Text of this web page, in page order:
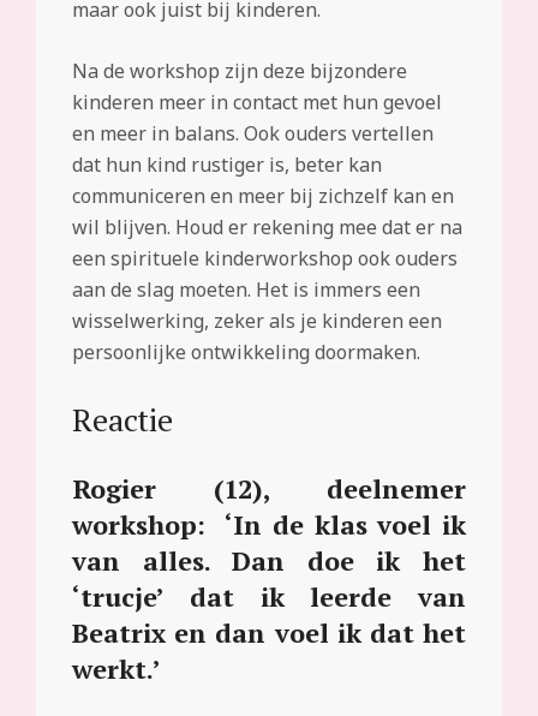
maar ook juist bij kinderen.
Na de workshop zijn deze bijzondere
kinderen meer in contact met hun gevoel
en meer in balans. Ook ouders vertellen
dat hun kind rustiger is, beter kan
communiceren en meer bij zichzelf kan en
wil blijven. Houd er rekening mee dat er na
een spirituele kinderworkshop ook ouders
aan de slag moeten. Het is immers een
wisselwerking, zeker als je kinderen een
persoonlijke ontwikkeling doormaken.
Reactie
Rogier (12), deelnemer
workshop: ‘In de klas voel ik
van alles. Dan doe ik het
‘trucje’ dat ik leerde van
Beatrix en dan voel ik dat het
werkt.’